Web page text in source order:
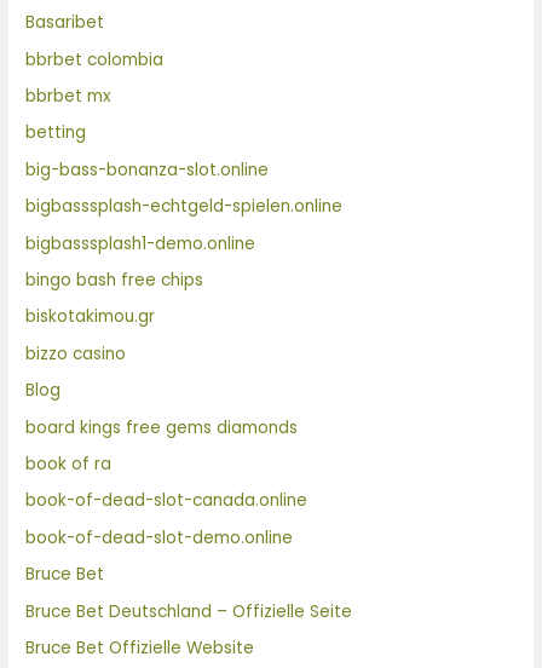
Basaribet
bbrbet colombia
bbrbet mx
betting
big-bass-bonanza-slot.online
bigbasssplash-echtgeld-spielen.online
bigbasssplash1-demo.online
bingo bash free chips
biskotakimou.gr
bizzo casino
Blog
board kings free gems diamonds
book of ra
book-of-dead-slot-canada.online
book-of-dead-slot-demo.online
Bruce Bet
Bruce Bet Deutschland – Offizielle Seite
Bruce Bet Offizielle Website